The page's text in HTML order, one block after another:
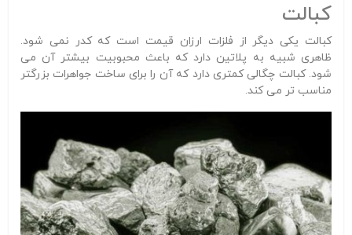
کبالت
کبالت یکی دیگر از فلزات ارزان قیمت است که کدر نمی شود.
ظاهری شبیه به پلاتین دارد که باعث محبوبیت بیشتر آن می
شود. کبالت چگالی کمتری دارد که آن را برای ساخت جواهرات بزرگتر
مناسب تر می کند.